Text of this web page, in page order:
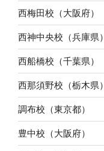
西梅田校（大阪府）
西神中央校（兵庫県）
西船橋校（千葉県）
西那須野校（栃木県）
調布校（東京都）
豊中校（大阪府）